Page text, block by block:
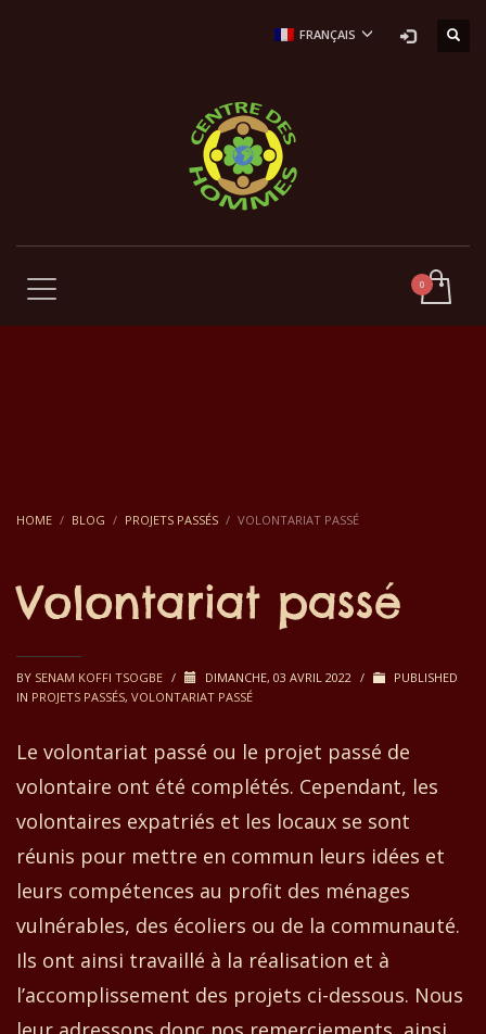
FRANÇAIS
HOME BLOG PROJETS PASSÉS VOLONTARIAT PASSÉ
Volontariat passé
BY SENAM KOFFI TSOGBE / DIMANCHE, 03 AVRIL 2022 /
PUBLISHED
IN PROJETS PASSÉS, VOLONTARIAT PASSÉ
Le volontariat passé ou le projet passé de
volontaire ont été complétés. Cependant, les
volontaires expatriés et les locaux se sont
réunis pour mettre en commun leurs idées et
leurs compétences au profit des ménages
vulnérables, des écoliers ou de la communauté.
Ils ont ainsi travaillé à la réalisation et à
l’accomplissement des projets ci-dessous. Nous